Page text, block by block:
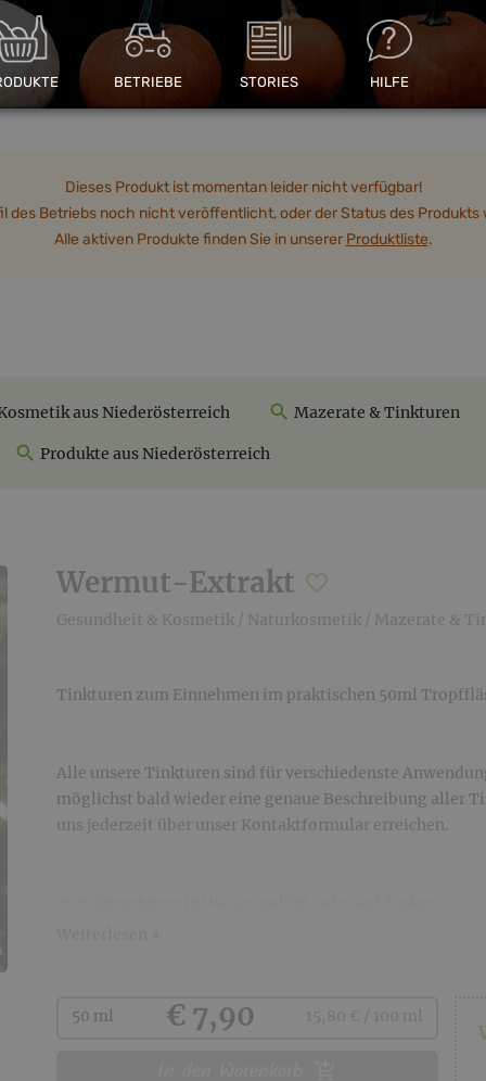
BETRIEBE STORIES HILFE
Dieses Produkt ist momentan leider nicht verfügbar!
des Betriebs noch nicht veröffentlicht, oder der Status des
Alle aktiven Produkte finden Sie in unserer Produktliste.
aus Niederösterreich Mazerate & Tinkturen
Produkte aus Niederösterreich
Wermut-Extrakt
Gesundheit & Kosmetik / Naturkosmetik / Mazerate &
Tinkturen zum Einnehmen im praktischen 50ml
Alle unsere Tinkturen sind für verschiedenste
möglichst bald wieder eine genaue Beschreibung aller
uns jederzeit über unser Kontaktformular erreichen.
Weiterlesen ↓
Kaufen
50 ml € 7,90